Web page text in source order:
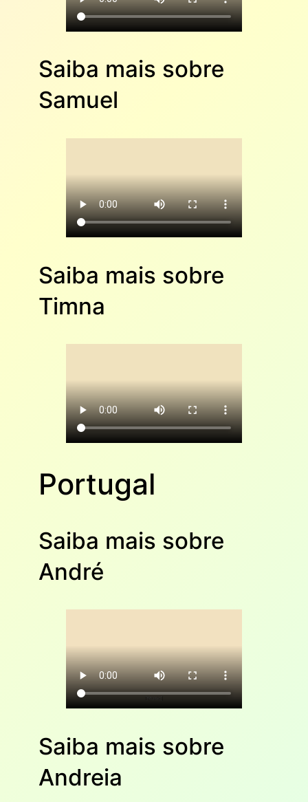
Saiba mais sobre
Samuel
Saiba mais sobre
Timna
Portugal
Saiba mais sobre
André
Saiba mais sobre
Andreia